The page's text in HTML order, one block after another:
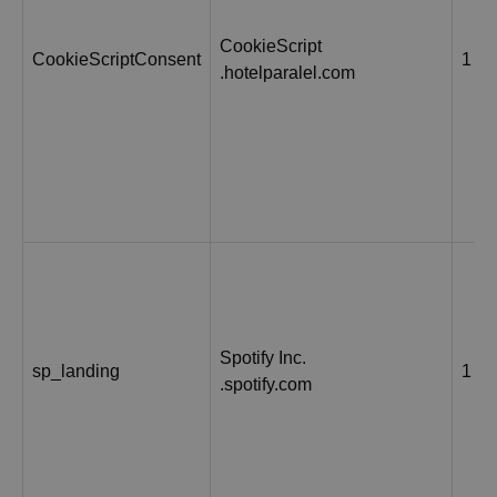
CookieScriptConsent
CookieScript
.hotelparalel.com
1
sp_landing
Spotify Inc.
.spotify.com
1